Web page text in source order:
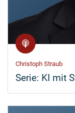
Christoph Straub
Serie: KI mit